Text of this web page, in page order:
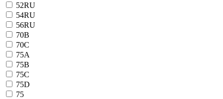
52RU
54RU
56RU
70B
70C
75A
75B
75C
75D
75